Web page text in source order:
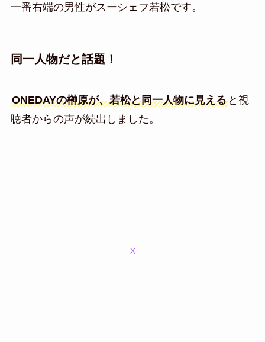
一番右端の男性がスーシェフ若松です。
同一人物だと話題！
ONEDAYの榊原が、若松と同一人物に見えると視
聴者からの声が続出しました。
X